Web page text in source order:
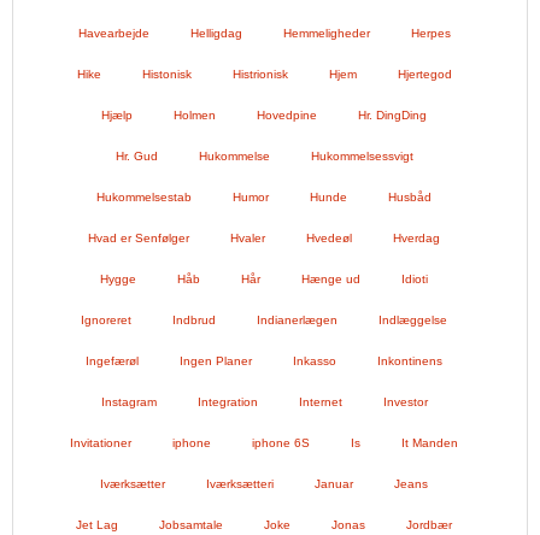
Havearbejde Helligdag Hemmeligheder Herpes
Hike Histonisk Histrionisk Hjem Hjertegod
Hjælp Holmen Hovedpine Hr. DingDing
Hr. Gud Hukommelse Hukommelsessvigt
Hukommelsestab Humor Hunde Husbåd
Hvad er Senfølger Hvaler Hvedeøl Hverdag
Hygge Håb Hår Hænge ud Idioti
Ignoreret Indbrud Indianerlægen Indlæggelse
Ingefærøl Ingen Planer Inkasso Inkontinens
Instagram Integration Internet Investor
Invitationer iphone iphone 6S Is It Manden
Iværksætter Iværksætteri Januar Jeans
Jet Lag Jobsamtale Joke Jonas Jordbær